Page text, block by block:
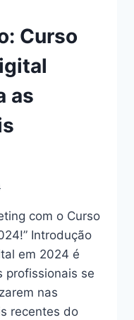
Curso
as
com o Curso
Introdução
em 2024 é
profissionais se
nas
recentes do